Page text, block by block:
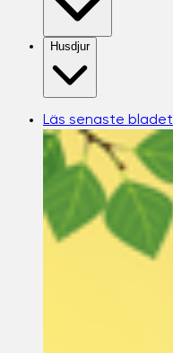
Husdjur
Läs senaste bladet